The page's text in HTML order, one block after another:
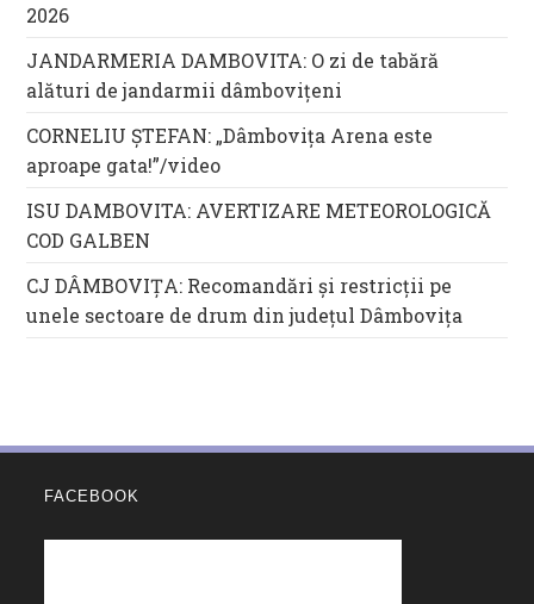
2026
JANDARMERIA DAMBOVITA: O zi de tabără
alături de jandarmii dâmbovițeni
CORNELIU ȘTEFAN: „Dâmbovița Arena este
aproape gata!”/video
ISU DAMBOVITA: AVERTIZARE METEOROLOGICĂ
COD GALBEN
CJ DÂMBOVIȚA: Recomandări și restricții pe
unele sectoare de drum din județul Dâmbovița
FACEBOOK